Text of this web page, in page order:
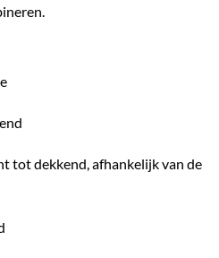
tot dekkend, afhankelijk van de